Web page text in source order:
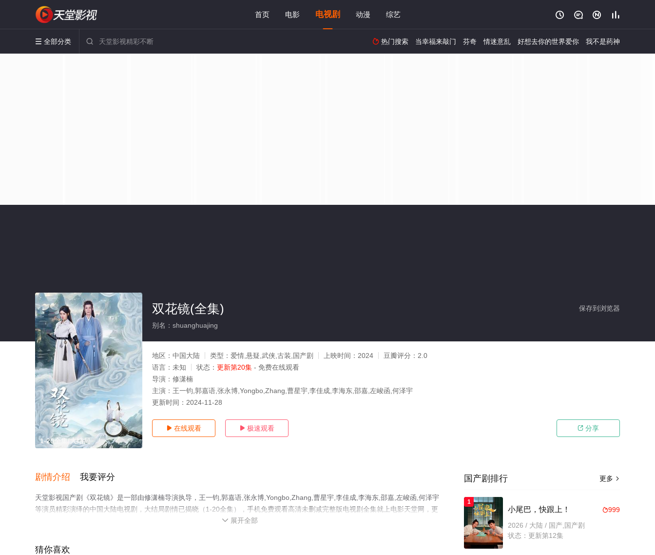
首页 电影 电视剧 动漫 综艺    
 全部分类   热门搜索 当幸福来敲门 芬奇 情迷意乱 好想去你的世界爱你 我不是药神
1-20全集/大结局
保存到浏览器
双花镜(全集)
别名：shuanghuajing
地区： 中国大陆 类型： 爱情,悬疑,武侠,古装,国产剧 上映时间： 2024 豆瓣评分： 2.0
语言： 未知 状态： 更新第20集 - 免费在线观看
导演： 修潇楠
主演： 王一钧,郭嘉语,张永博,Yongbo,Zhang,曹星宇,李佳成,李海东,邵嘉,左峻函,何泽宇
更新时间： 2024-11-28
 在线观看  极速观看  分享
剧情介绍 我要评分
天堂影视国产剧《双花镜》是一部由修潇楠导演执导，王一钧,郭嘉语,张永博,Yongbo,Zhang,曹星宇,李佳成,李海东,邵嘉,左峻函,何泽宇
等演员精彩演绎的中国大陆电视剧，大结局剧情已揭晓（1-20全集），手机免费观看高清未删减完整版电视剧全集就上电影天堂网，更
多相关信息可移步至豆瓣电视剧、电视猫或剧情网等平台了解。 展开全部
猜你喜欢
更多 
国产剧排行
1
999
小尾巴，快跟上！
2026 / 大陆 / 国产,国产剧
状态：更新第12集